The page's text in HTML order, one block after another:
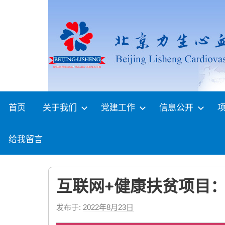
首页 关于我们 党建工作 信息公开
给我留言
互联网+健康扶贫项目
发布于: 2022年8月23日